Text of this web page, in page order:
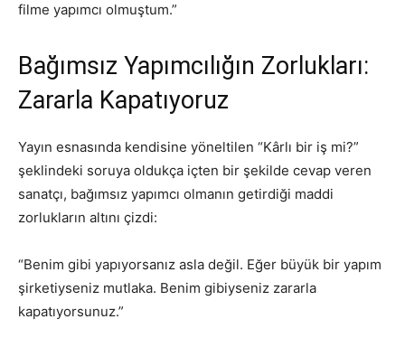
filme yapımcı olmuştum.”
Bağımsız Yapımcılığın Zorlukları:
Zararla Kapatıyoruz
Yayın esnasında kendisine yöneltilen “Kârlı bir iş mi?”
şeklindeki soruya oldukça içten bir şekilde cevap veren
sanatçı, bağımsız yapımcı olmanın getirdiği maddi
zorlukların altını çizdi:
“Benim gibi yapıyorsanız asla değil. Eğer büyük bir yapım
şirketiyseniz mutlaka. Benim gibiyseniz zararla
kapatıyorsunuz.”